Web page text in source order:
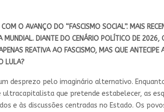
O AVANÇO DO “FASCISMO SOCIAL”. MAIS
DIANTE DO CENÁRIO POLÍTICO DE 2026,
REATIVA AO FASCISMO, MAS QUE ANTECIPE
LULA?
desprezo pelo imaginário alternativo.
que pretende estabelecer, as
e às discussões centradas no Estado. Os